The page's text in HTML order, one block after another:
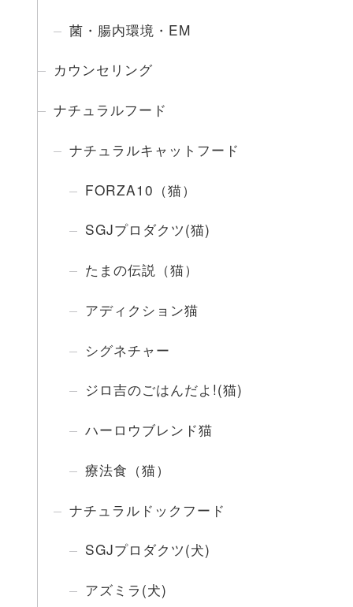
菌・腸内環境・EM
カウンセリング
ナチュラルフード
ナチュラルキャットフード
FORZA10（猫）
SGJプロダクツ(猫)
たまの伝説（猫）
アディクション猫
シグネチャー
ジロ吉のごはんだよ!(猫)
ハーロウブレンド猫
療法食（猫）
ナチュラルドックフード
SGJプロダクツ(犬)
アズミラ(犬)